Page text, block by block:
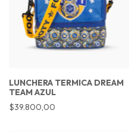
LUNCHERA TERMICA DREAM
TEAM AZUL
$39.800,00